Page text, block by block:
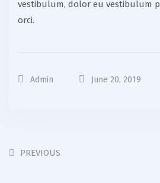
vestibulum, dolor eu vestibulum
orci.
Admin June 20, 2019
PREVIOUS